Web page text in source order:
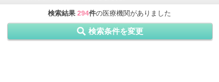
検索結果 294件の医療機関がありました
検索条件を変更